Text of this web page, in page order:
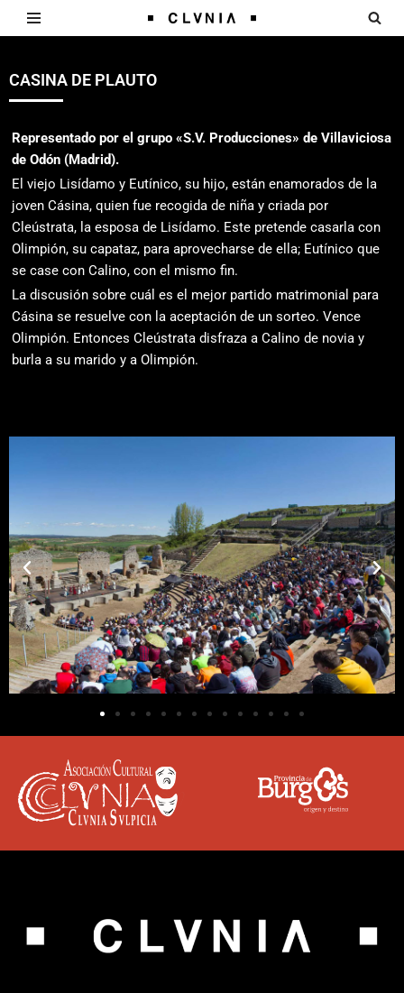
CASINA DE PLAUTO
Representado por el grupo «S.V. Producciones» de Villaviciosa
de Odón (Madrid).
El viejo Lisídamo y Eutínico, su hijo, están enamorados de la
joven Cásina, quien fue recogida de niña y criada por
Cleústrata, la esposa de Lisídamo. Este pretende casarla con
Olimpión, su capataz, para aprovecharse de ella; Eutínico que
se case con Calino, con el mismo fin.
La discusión sobre cuál es el mejor partido matrimonial para
Cásina se resuelve con la aceptación de un sorteo. Vence
Olimpión. Entonces Cleústrata disfraza a Calino de novia y
burla a su marido y a Olimpión.